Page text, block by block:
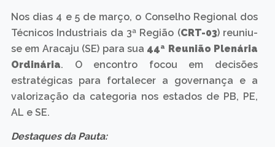
Nos dias 4 e 5 de março, o Conselho Regional dos
Técnicos Industriais da 3ª Região (CRT-03) reuniu-
se em Aracaju (SE) para sua 44ª Reunião Plenária
Ordinária. O encontro focou em decisões
estratégicas para fortalecer a governança e a
valorização da categoria nos estados de PB, PE,
AL e SE.
Destaques da Pauta: